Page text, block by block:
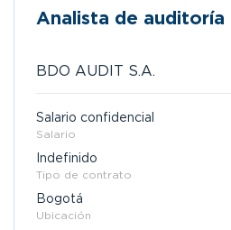
Analista de auditoría
BDO AUDIT S.A.
Salario confidencial
Salario
Indefinido
Tipo de contrato
Bogotá
Ubicación